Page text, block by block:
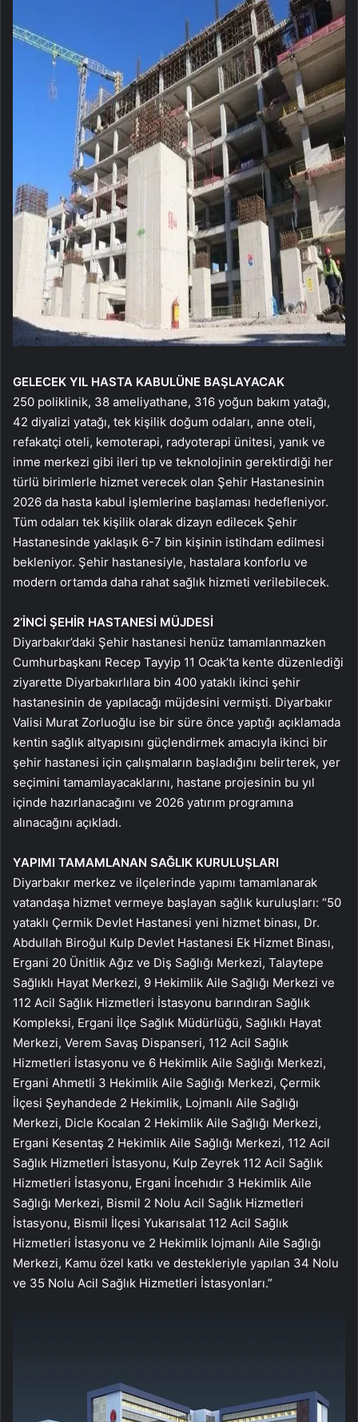
GELECEK YIL HASTA KABULÜNE BAŞLAYACAK
250 poliklinik, 38 ameliyathane, 316 yoğun bakım yatağı,
42 diyalizi yatağı, tek kişilik doğum odaları, anne oteli,
refakatçi oteli, kemoterapi, radyoterapi ünitesi, yanık ve
inme merkezi gibi ileri tıp ve teknolojinin gerektirdiği her
türlü birimlerle hizmet verecek olan Şehir Hastanesinin
2026 da hasta kabul işlemlerine başlaması hedefleniyor.
Tüm odaları tek kişilik olarak dizayn edilecek Şehir
Hastanesinde yaklaşık 6-7 bin kişinin istihdam edilmesi
bekleniyor. Şehir hastanesiyle, hastalara konforlu ve
modern ortamda daha rahat sağlık hizmeti verilebilecek.
2’İNCİ ŞEHİR HASTANESİ MÜJDESİ
Diyarbakır’daki Şehir hastanesi henüz tamamlanmazken
Cumhurbaşkanı Recep Tayyip 11 Ocak’ta kente düzenlediği
ziyarette Diyarbakırlılara bin 400 yataklı ikinci şehir
hastanesinin de yapılacağı müjdesini vermişti. Diyarbakır
Valisi Murat Zorluoğlu ise bir süre önce yaptığı açıklamada
kentin sağlık altyapısını güçlendirmek amacıyla ikinci bir
şehir hastanesi için çalışmaların başladığını belirterek, yer
seçimini tamamlayacaklarını, hastane projesinin bu yıl
içinde hazırlanacağını ve 2026 yatırım programına
alınacağını açıkladı.
YAPIMI TAMAMLANAN SAĞLIK KURULUŞLARI
Diyarbakır merkez ve ilçelerinde yapımı tamamlanarak
vatandaşa hizmet vermeye başlayan sağlık kuruluşları: “50
yataklı Çermik Devlet Hastanesi yeni hizmet binası, Dr.
Abdullah Biroğul Kulp Devlet Hastanesi Ek Hizmet Binası,
Ergani 20 Ünitlik Ağız ve Diş Sağlığı Merkezi, Talaytepe
Sağlıklı Hayat Merkezi, 9 Hekimlik Aile Sağlığı Merkezi ve
112 Acil Sağlık Hizmetleri İstasyonu barındıran Sağlık
Kompleksi, Ergani İlçe Sağlık Müdürlüğü, Sağlıklı Hayat
Merkezi, Verem Savaş Dispanseri, 112 Acil Sağlık
Hizmetleri İstasyonu ve 6 Hekimlik Aile Sağlığı Merkezi,
Ergani Ahmetli 3 Hekimlik Aile Sağlığı Merkezi, Çermik
İlçesi Şeyhandede 2 Hekimlik, Lojmanlı Aile Sağlığı
Merkezi, Dicle Kocalan 2 Hekimlik Aile Sağlığı Merkezi,
Ergani Kesentaş 2 Hekimlik Aile Sağlığı Merkezi, 112 Acil
Sağlık Hizmetleri İstasyonu, Kulp Zeyrek 112 Acil Sağlık
Hizmetleri İstasyonu, Ergani İncehıdır 3 Hekimlik Aile
Sağlığı Merkezi, Bismil 2 Nolu Acil Sağlık Hizmetleri
İstasyonu, Bismil İlçesi Yukarısalat 112 Acil Sağlık
Hizmetleri İstasyonu ve 2 Hekimlik lojmanlı Aile Sağlığı
Merkezi, Kamu özel katkı ve destekleriyle yapılan 34 Nolu
ve 35 Nolu Acil Sağlık Hizmetleri İstasyonları.”